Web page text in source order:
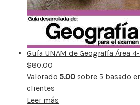
Guía UNAM de Geografía Área
$80.00
Valorado 5.00 sobre 5 basado
clientes
Leer más